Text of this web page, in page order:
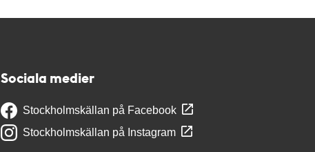
Sociala medier
Stockholmskällan på Facebook
Stockholmskällan på Instagram